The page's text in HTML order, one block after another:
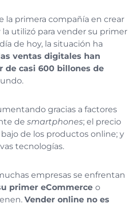
la primera compañía en crear
utilizó para vender su primer
de hoy, la situación ha
ventas digitales han
de casi 600 billones de
gracias a factores
de smartphones; el precio
de los productos online; y
tecnologías.
empresas se enfrentan
primer eCommerce o
Vender online no es